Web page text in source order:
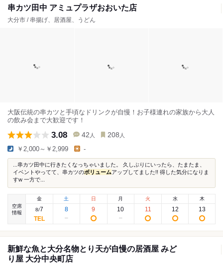
串カツ田中 アミュプラザおおいた店
大分市 / 串揚げ、居酒屋、うどん
大阪伝統の串カツと手頃なドリンクが自慢！お子様連れの家族から大人
の飲み会まで大歓迎です！
3.08 42 人 208 人
￥2,000～￥2,999 -
...串カツ田中に行きたくなっちゃいました。 久しぶりにいったら、たまたま、
イベントやってて、串カツのボリュームアップしてました!! 得した気分になりま
すw 一方で...
空席
情報
金
8/7
土
8
日
9
月
10
火
11
水
12
木
13
新鮮な魚と大分名物とり天が自慢の居酒屋 みど
り屋 大分中央町店